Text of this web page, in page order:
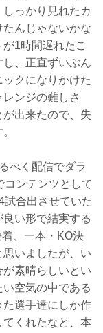
っかり見れたカ
んじゃないかな
1時間遅れたこ
、正直ずいぶん
クになりかけた
ンジの難しさ
出来たので、失
べく配信でダラ
コンテンツとして
試合出させていた
い形で結実する
、一本・KO決
いましたが、い
素晴らしいとい
空気の中である
選手達にしか作
くれたなと、本